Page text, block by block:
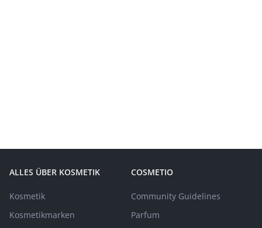
ALLES ÜBER KOSMETIK
Kosmetik
Kosmetikmarken
COSMETIO
Community Guidelines
Parfum